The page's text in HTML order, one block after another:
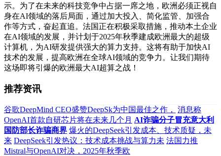
示。为了在未来的科技竞争中占据一席之地，欧洲必须正视自
身在AI领域的落后局面，通过加大投入、简化监管、加强合
作等方式，奋起直追。法国正在积极采取措施，推动本土企业
在AI领域的发展，并计划于2025年秋季建成欧洲最大的超级
计算机，为AI研发提供强大的算力支持。这将有助于加快AI
技术的发展，提高欧洲在全球AI领域的竞争力。让我们期待
这场即将引爆的欧洲最大AI超算之战！
推荐资讯
谷歌DeepMind CEO盛赞DeepSk为中国最佳之作，
消息称
OpenAI首款自研芯片将在未来几个月 AI诈骗分子冒充意大利
国防部长诈骗商界 爆火的DeepSeek引发成本、技术质疑，未
来 DeepSeek引发热议：技术成本挑战与算力未 法国力推
Mistral与OpenAI对决，2025年秋季欧